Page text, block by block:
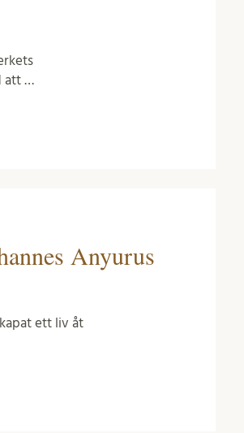
att …
Anyurus
ett liv åt